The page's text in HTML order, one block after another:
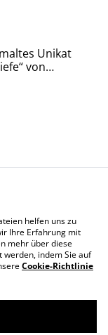
Unikat
von
803 aus „Das
Richtlinie
helfen uns zu
Ihre Erfahrung mit
mehr über diese
werden, indem Sie auf
Cookie-Richtlinie